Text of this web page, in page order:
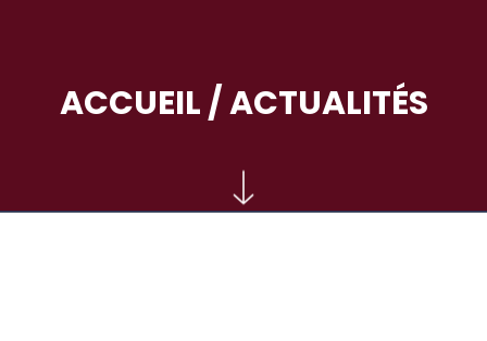
ACCUEIL/ ACTUALITÉS